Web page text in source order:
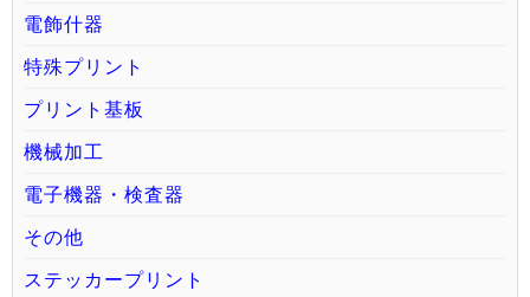
電飾什器
特殊プリント
プリント基板
機械加工
電子機器・検査器
その他
ステッカープリント